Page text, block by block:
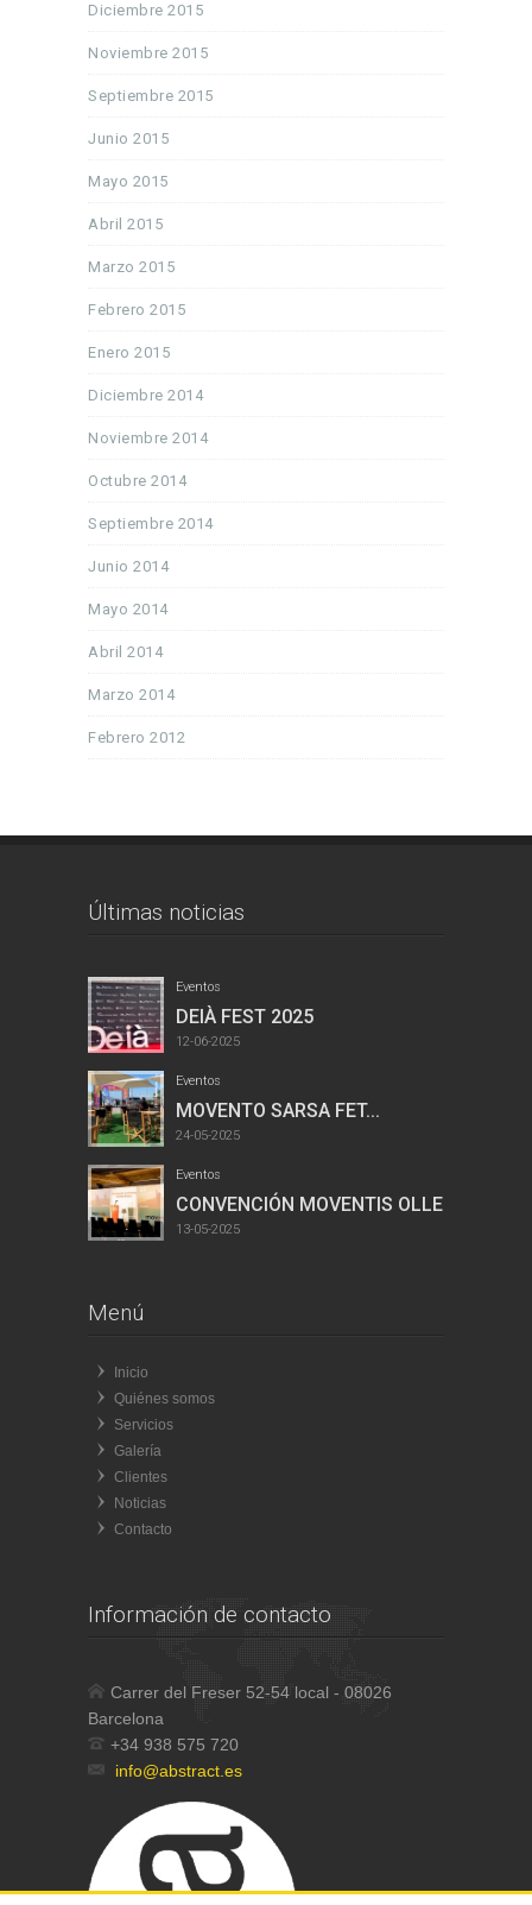
Diciembre 2015
Noviembre 2015
Septiembre 2015
Junio 2015
Mayo 2015
Abril 2015
Marzo 2015
Febrero 2015
Enero 2015
Diciembre 2014
Noviembre 2014
Octubre 2014
Septiembre 2014
Junio 2014
Mayo 2014
Abril 2014
Marzo 2014
Febrero 2012
Últimas noticias
Eventos
DEIÀ FEST 2025
12-06-2025
Eventos
MOVENTO SARSA FET...
24-05-2025
Eventos
CONVENCIÓN MOVENTIS OLLER...
13-05-2025
Menú
Inicio
Quiénes somos
Servicios
Galería
Clientes
Noticias
Contacto
Información de contacto
Carrer del Freser 52-54 local - 08026
Barcelona
+34 938 575 720
info@abstract.es